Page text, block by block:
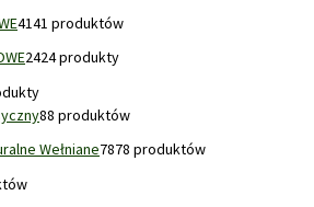
4141 produktów
2424 produkty
88 produktów
Wełniane7878 produktów